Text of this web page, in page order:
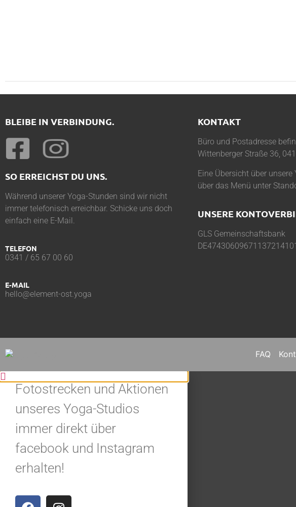
BLEIBE IN VERBINDUNG.
SO ERREICHST DU UNS.
Während unserer Yoga-Stunden sind wir nicht
immer telefonisch erreichbar. Schicke uns doch
einfach eine E-Mail.
TELEFON
0341 / 65 67 00 60
E-MAIL
hello@element-ost.yoga
KONTAKT
Büro und Postadresse
Wittenberger Straße 36,
Eine Übersicht über
über das Menü unter
UNSERE
GLS Gemeinschaftsbank
FAQ
VERBINDUNG.
Jetzt alle Neuigkeiten,
Fotostrecken und Aktionen
unseres Yoga-Studios
immer direkt über
facebook und Instagram
erhalten!